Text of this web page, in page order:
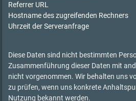
Referrer URL
Hostname des zugreifenden Rechners
Uhrzeit der Serveranfrage
Diese Daten sind nicht bestimmten
Zusammenführung dieser Daten mit
nicht vorgenommen. Wir behalten uns
zu prüfen, wenn uns konkrete
Nutzung bekannt werden.